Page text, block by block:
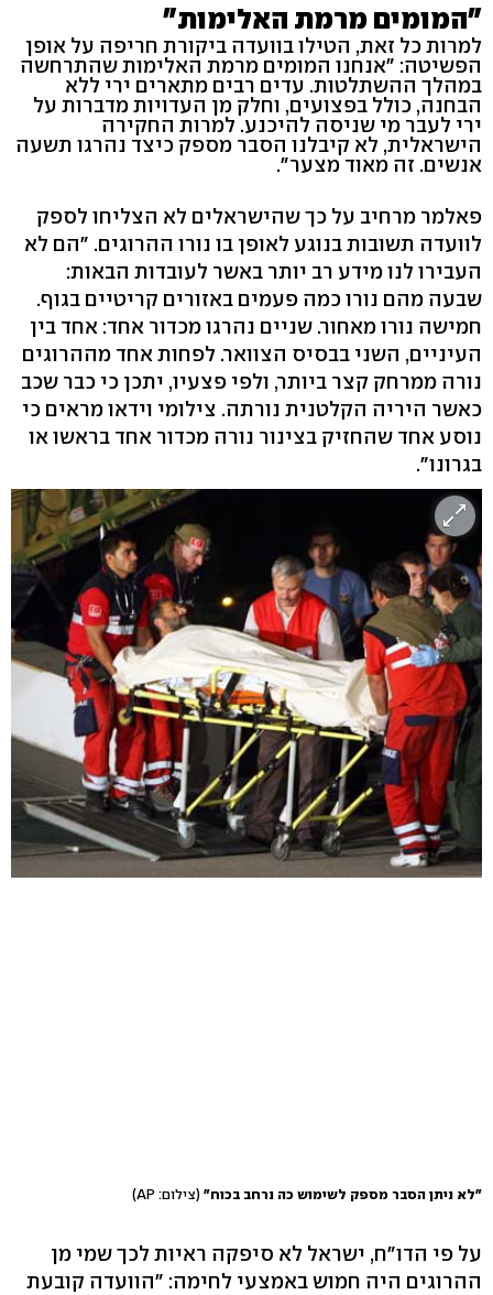
"המומים מרמת האלימות"
למרות כל זאת, הטילו בוועדה ביקורת חריפה על אופן
הפשיטה: "אנחנו המומים מרמת האלימות שהתרחשה
במהלך ההשתלטות. עדים רבים מתארים ירי ללא
הבחנה, כולל בפצועים, וחלק מן העדויות מדברות על
ירי לעבר מי שניסה להיכנע. למרות החקירה
הישראלית, לא קיבלנו הסבר מספק כיצד נהרגו תשעה
אנשים. זה מאוד מצער".
פאלמר מרחיב על כך שהישראלים לא הצליחו לספק
לוועדה תשובות בנוגע לאופן בו נורו ההרוגים. "הם לא
העבירו לנו מידע רב יותר באשר לעובדות הבאות:
שבעה מהם נורו כמה פעמים באזורים קריטיים בגוף.
חמישה נורו מאחור. שניים נהרגו מכדור אחד: אחד בין
העיניים, השני בבסיס הצוואר. לפחות אחד מההרוגים
נורה ממרחק קצר ביותר, ולפי פצעיו, יתכן כי כבר שכב
כאשר היריה הקלטנית נורתה. צילומי וידאו מראים כי
נוסע אחד שהחזיק בצינור נורה מכדור אחד בראשו או
בגרונו".
"לא ניתן הסבר מספק לשימוש כה נרחב בכוח" (צילום: AP)
על פי הדו"ח, ישראל לא סיפקה ראיות לכך שמי מן
ההרוגים היה חמוש באמצעי לחימה: "הוועדה קובעת